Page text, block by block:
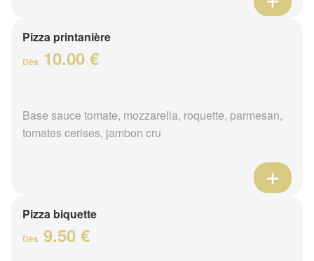
Pizza printanière
Dès 10.00 €
Base sauce tomate, mozzarella, roquette, parmesan,
tomates cerises, jambon cru
Pizza biquette
Dès 9.50 €